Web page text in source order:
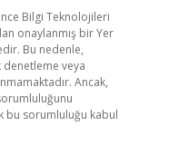
Bilgi Teknolojileri
onaylanmış bir Yer
Bu nedenle,
veya
Ancak,
bu sorumluluğu kabul